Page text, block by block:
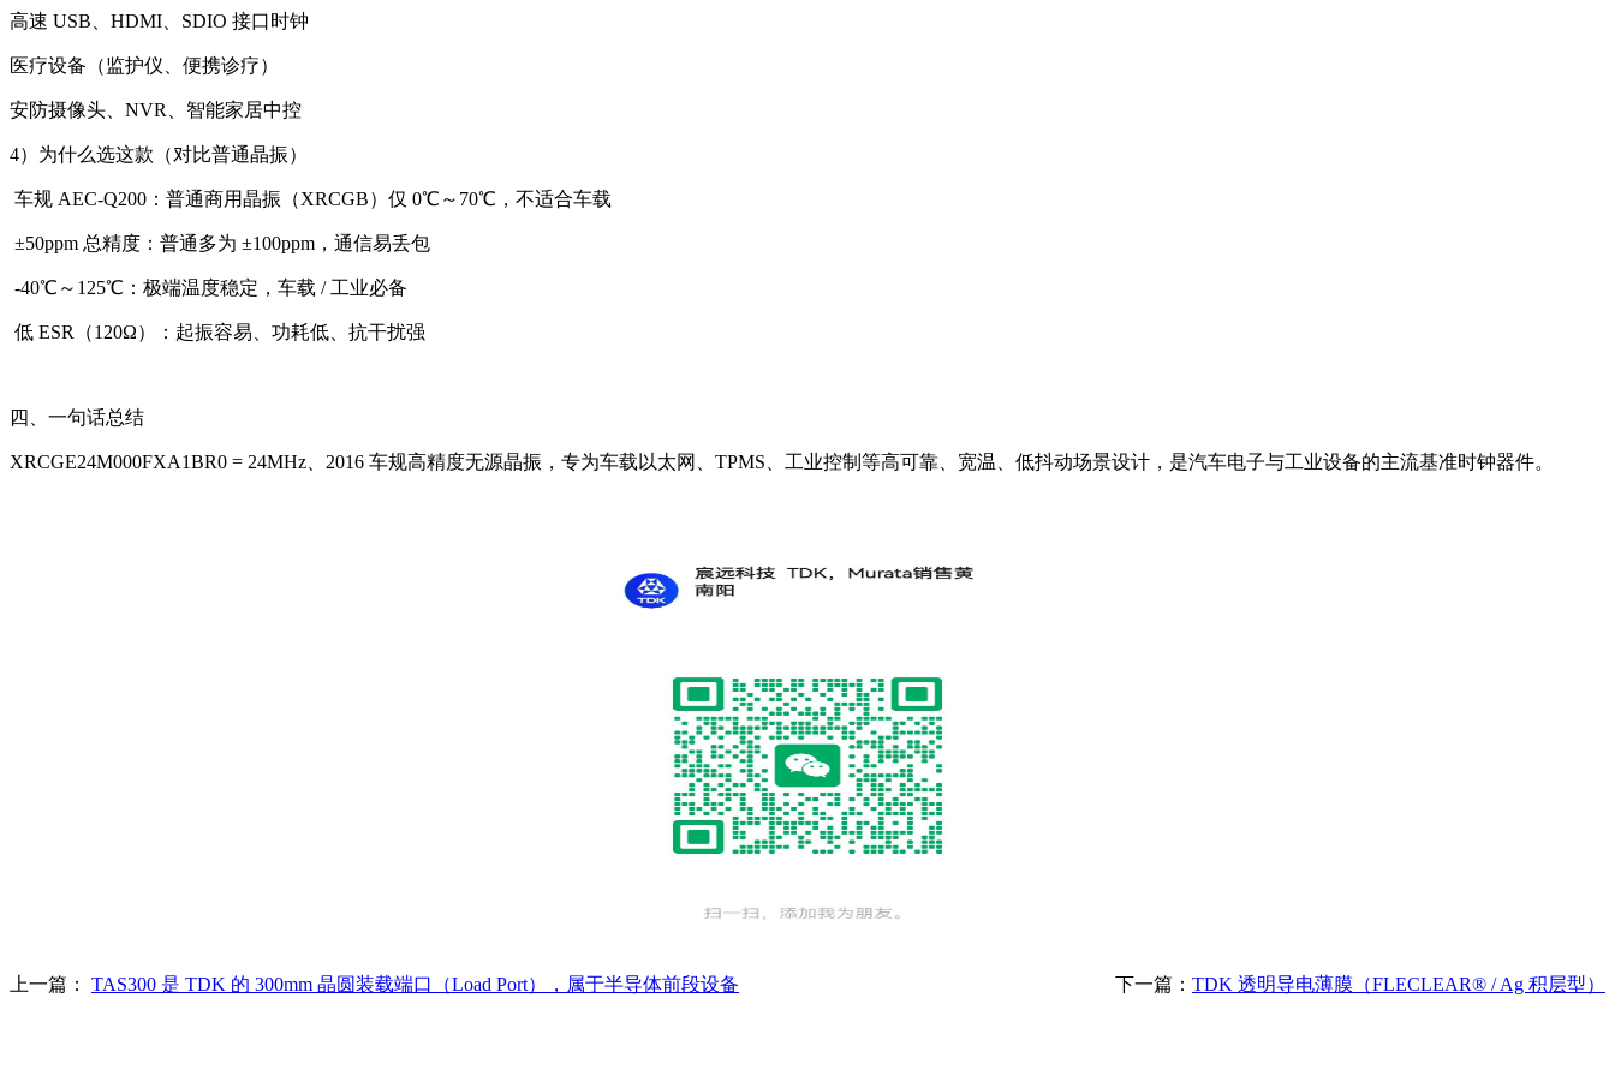
高速 USB、HDMI、SDIO 接口时钟
医疗设备（监护仪、便携诊疗）
安防摄像头、NVR、智能家居中控
4）为什么选这款（对比普通晶振）
车规 AEC‑Q200：普通商用晶振（XRCGB）仅 0℃～70℃，不适合车载
±50ppm 总精度：普通多为 ±100ppm，通信易丢包
‑40℃～125℃：极端温度稳定，车载 / 工业必备
低 ESR（120Ω）：起振容易、功耗低、抗干扰强
四、一句话总结
XRCGE24M000FXA1BR0 = 24MHz、2016 车规高精度无源晶振，专为车载以太网、TPMS、工业控制等高可靠、宽温、低抖动场景设计，是汽车电子与工业设备的主流基准时钟器件。
上一篇： TAS300 是 TDK 的 300mm 晶圆装载端口（Load Port），属于半导体前段设备 下一篇： TDK 透明导电薄膜（FLECLEAR® / Ag 积层型）